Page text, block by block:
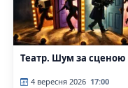
Театр. Шум за сценою
4 вересня 2026 17:00